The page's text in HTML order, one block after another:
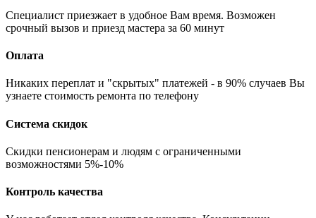
Специалист приезжает в удобное Вам время. Возможен
срочный вызов и приезд мастера за 60 минут
Оплата
Никаких переплат и "скрытых" платежей - в 90% случаев Вы
узнаете стоимость ремонта по телефону
Система скидок
Скидки пенсионерам и людям с ограниченными
возможностями 5%-10%
Контроль качества